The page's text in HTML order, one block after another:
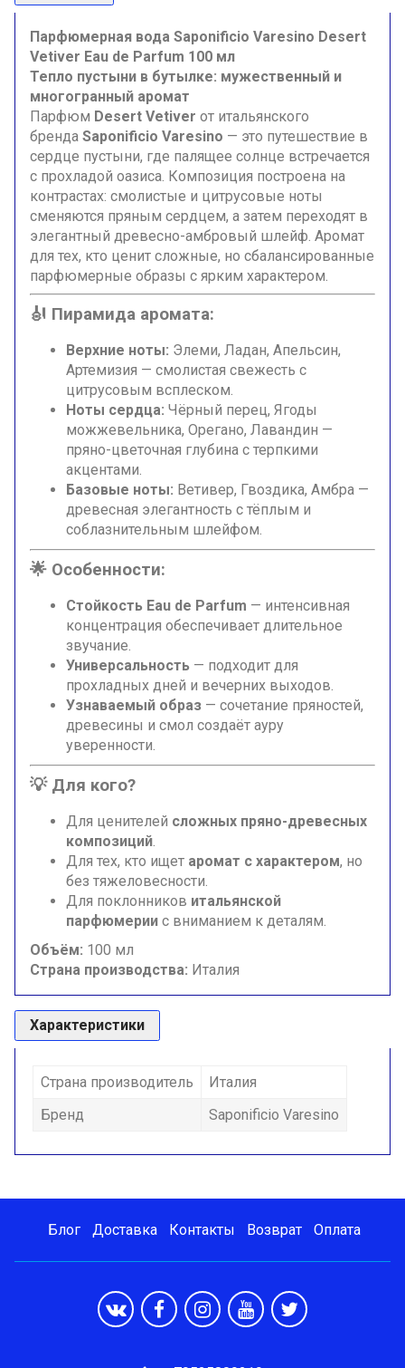
Парфюмерная вода Saponificio Varesino Desert
Vetiver Eau de Parfum 100 мл
Тепло пустыни в бутылке: мужественный и
многогранный аромат
Парфюм Desert Vetiver от итальянского
бренда Saponificio Varesino — это путешествие в
сердце пустыни, где палящее солнце встречается
с прохладой оазиса. Композиция построена на
контрастах: смолистые и цитрусовые ноты
сменяются пряным сердцем, а затем переходят в
элегантный древесно-амбровый шлейф. Аромат
для тех, кто ценит сложные, но сбалансированные
парфюмерные образы с ярким характером.
🎻 Пирамида аромата:
Верхние ноты: Элеми, Ладан, Апельсин,
Артемизия — смолистая свежесть с
цитрусовым всплеском.
Ноты сердца: Чёрный перец, Ягоды
можжевельника, Орегано, Лавандин —
пряно-цветочная глубина с терпкими
акцентами.
Базовые ноты: Ветивер, Гвоздика, Амбра —
древесная элегантность с тёплым и
соблазнительным шлейфом.
🌟 Особенности:
Стойкость Eau de Parfum — интенсивная
концентрация обеспечивает длительное
звучание.
Универсальность — подходит для
прохладных дней и вечерних выходов.
Узнаваемый образ — сочетание пряностей,
древесины и смол создаёт ауру
уверенности.
💡 Для кого?
Для ценителей сложных пряно-древесных
композиций.
Для тех, кто ищет аромат с характером, но
без тяжеловесности.
Для поклонников итальянской
парфюмерии с вниманием к деталям.
Объём: 100 мл
Страна производства: Италия
Характеристики
Страна производитель
Италия
Бренд
Saponificio Varesino
Блог Доставка Контакты Возврат Оплата